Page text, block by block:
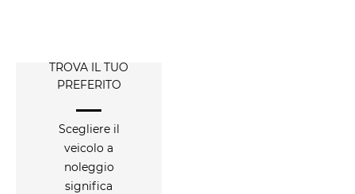
TROVA IL TUO
PREFERITO
Scegliere il
veicolo a
noleggio
significa